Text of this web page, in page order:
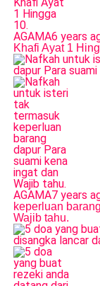
AGAMA6 years
Khafi Ayat 1
AGAMA7 years
keperluan
Wajib tahu.